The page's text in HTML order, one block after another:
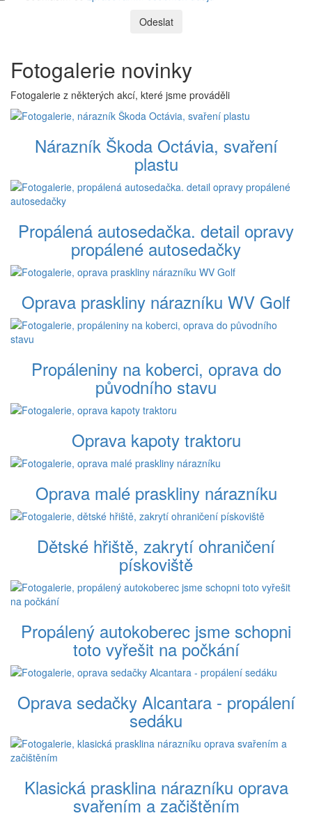
Odeslat
Fotogalerie novinky
Fotogalerie z některých akcí, které jsme prováděli
Nárazník Škoda Octávia, svaření
plastu
Propálená autosedačka. detail opravy
propálené autosedačky
Oprava praskliny nárazníku WV Golf
Propáleniny na koberci, oprava do
původního stavu
Oprava kapoty traktoru
Oprava malé praskliny nárazníku
Dětské hřiště, zakrytí ohraničení
pískoviště
Propálený autokoberec jsme schopni
toto vyřešit na počkání
Oprava sedačky Alcantara - propálení
sedáku
Klasická prasklina nárazníku oprava
svařením a začištěním